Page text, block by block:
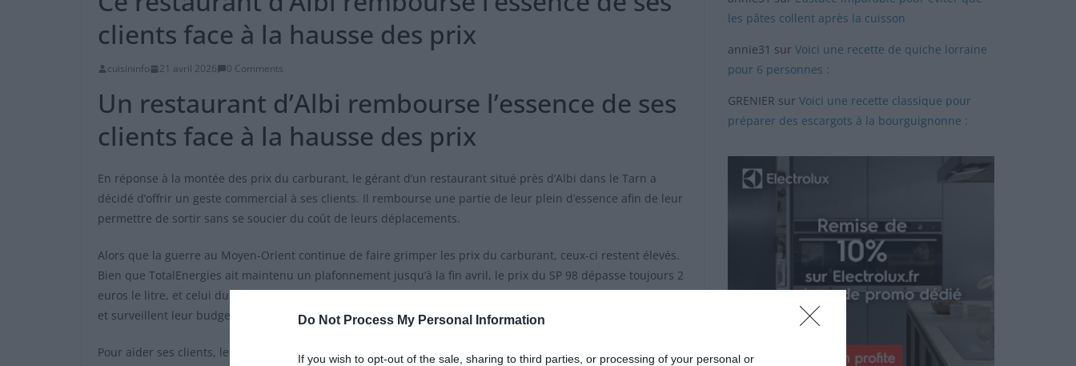
Do Not Process My Personal Information
If you wish to opt-out of the sale, sharing to third parties, or processing of your personal or
clients face à la hausse des prix
cuisininfo 21 avril 2026 0 Comments
Un restaurant d’Albi rembourse l’essence de ses
clients face à la hausse des prix
En réponse à la montée des prix du carburant, le gérant d’un restaurant situé près d’Albi dans le Tarn a
décidé d’offrir un geste commercial à ses clients. Il rembourse une partie de leur plein d’essence afin de leur
permettre de sortir sans se soucier du coût de leurs déplacements.
Alors que la guerre au Moyen-Orient continue de faire grimper les prix du carburant, ceux-ci restent élevés.
Bien que TotalEnergies ait maintenu un plafonnement jusqu’à la fin avril, le prix du SP 98 dépasse toujours 2
euros le litre, et celui du diesel 2,30 euros. Face à cette situation, de nombreux Français limitent leurs sorties
et surveillent leur budget.
Pour aider ses clients, le restaurant Samy’s Diner, situé dans la Tarn, a lancé une opération spéciale. Son
les pâtes collent après la cuisson
annie31 sur Voici une recette de quiche lorraine
pour 6 personnes :
GRENIER sur Voici une recette classique pour
préparer des escargots à la bourguignonne :